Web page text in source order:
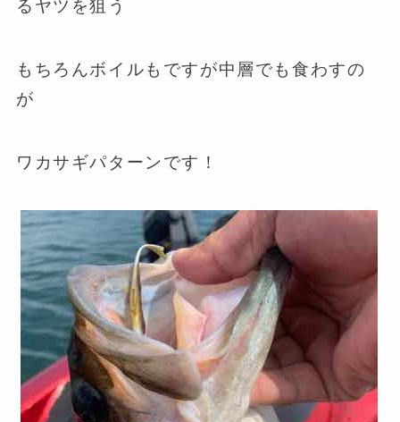
るヤツを狙う
もちろんボイルもですが中層でも食わすの
が
ワカサギパターンです！